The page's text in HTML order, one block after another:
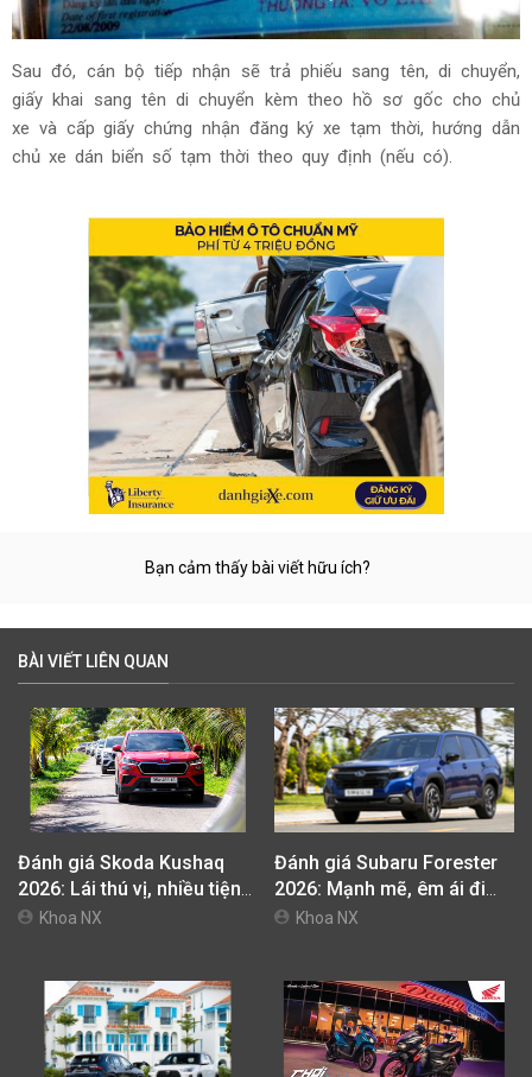
Sau đó, cán bộ tiếp nhận sẽ trả phiếu sang tên, di chuyển,
giấy khai sang tên di chuyển kèm theo hồ sơ gốc cho chủ
xe và cấp giấy chứng nhận đăng ký xe tạm thời, hướng dẫn
chủ xe dán biển số tạm thời theo quy định (nếu có).
Bạn cảm thấy bài viết hữu ích?
BÀI VIẾT LIÊN QUAN
Đánh giá Skoda Kushaq
2026: Lái thú vị, nhiều tiện
nghi, giá cạnh tranh
Khoa NX
Đánh giá Subaru Forester
2026: Mạnh mẽ, êm ái đi
cùng hệ thống ADAS hoàn
Khoa NX